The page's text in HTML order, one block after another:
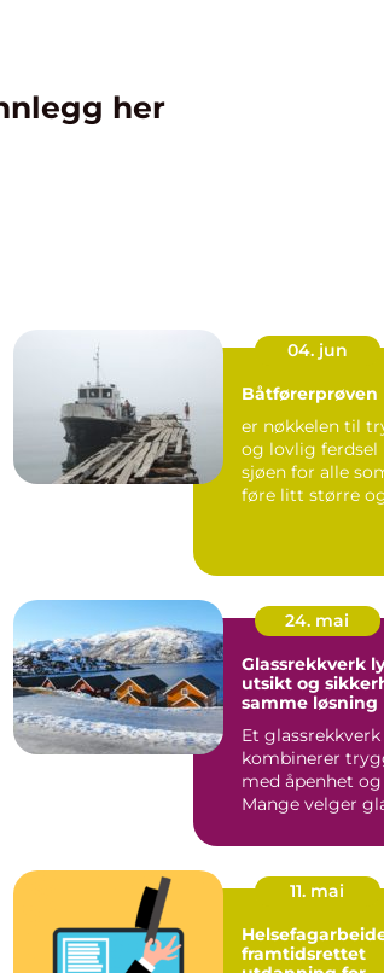
her
04. jun
Båtførerprøven
er nøkkelen til
og lovlig ferdsel
sjøen for alle
føre litt større
24. mai
Glassrekkverk lys,
utsikt og
samme løsning
Et glassrekkverk
kombinerer
med åpenhet og
Mange velger
re...
11. mai
Helsefagarbeider
framtidsrettet